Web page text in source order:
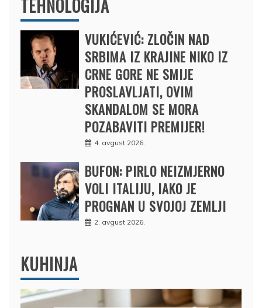
TEHNOLOGIJA
VUKIĆEVIĆ: ZLOČIN NAD
SRBIMA IZ KRAJINE NIKO IZ
CRNE GORE NE SMIJE
PROSLAVLJATI, OVIM
SKANDALOM SE MORA
POZABAVITI PREMIJER!
4. avgust 2026.
BUFON: PIRLO NEIZMJERNO
VOLI ITALIJU, IAKO JE
PROGNAN U SVOJOJ ZEMLJI
2. avgust 2026.
KUHINJA